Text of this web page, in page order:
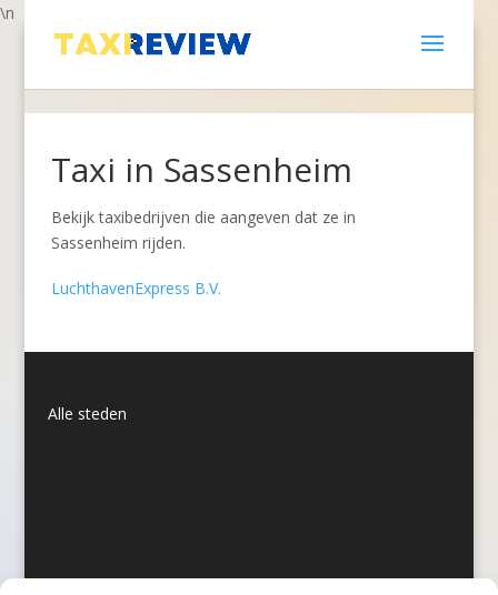
\n
Taxi in Sassenheim
Bekijk taxibedrijven die aangeven dat ze in
Sassenheim rijden.
LuchthavenExpress B.V.
Alle steden